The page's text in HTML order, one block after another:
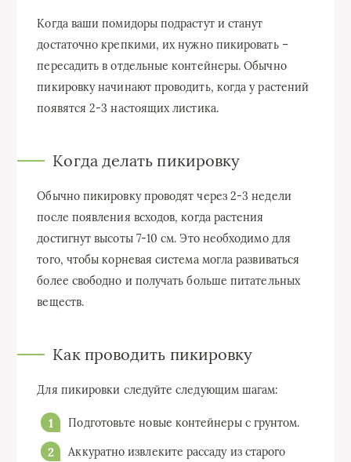
Когда ваши помидоры подрастут и станут
достаточно крепкими, их нужно пикировать –
пересадить в отдельные контейнеры. Обычно
пикировку начинают проводить, когда у растений
появятся 2-3 настоящих листика.
Когда делать пикировку
Обычно пикировку проводят через 2-3 недели
после появления всходов, когда растения
достигнут высоты 7-10 см. Это необходимо для
того, чтобы корневая система могла развиваться
более свободно и получать больше питательных
веществ.
Как проводить пикировку
Для пикировки следуйте следующим шагам:
Подготовьте новые контейнеры с грунтом.
Аккуратно извлеките рассаду из старого